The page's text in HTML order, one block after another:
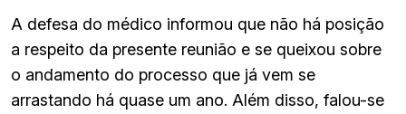
A defesa do médico informou que não há posição
a respeito da presente reunião e se queixou sobre
o andamento do processo que já vem se
arrastando há quase um ano. Além disso, falou-se